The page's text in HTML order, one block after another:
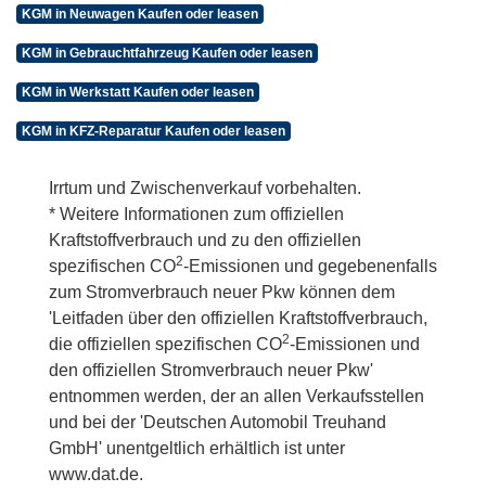
KGM in Neuwagen Kaufen oder leasen
KGM in Gebrauchtfahrzeug Kaufen oder leasen
KGM in Werkstatt Kaufen oder leasen
KGM in KFZ-Reparatur Kaufen oder leasen
Irrtum und Zwischenverkauf vorbehalten.
* Weitere Informationen zum offiziellen
Kraftstoffverbrauch und zu den offiziellen
spezifischen CO2-Emissionen und gegebenenfalls
zum Stromverbrauch neuer Pkw können dem
'Leitfaden über den offiziellen Kraftstoffverbrauch,
die offiziellen spezifischen CO2-Emissionen und
den offiziellen Stromverbrauch neuer Pkw'
entnommen werden, der an allen Verkaufsstellen
und bei der 'Deutschen Automobil Treuhand
GmbH' unentgeltlich erhältlich ist unter
www.dat.de.